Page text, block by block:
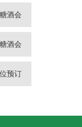
酒会
酒会
预订